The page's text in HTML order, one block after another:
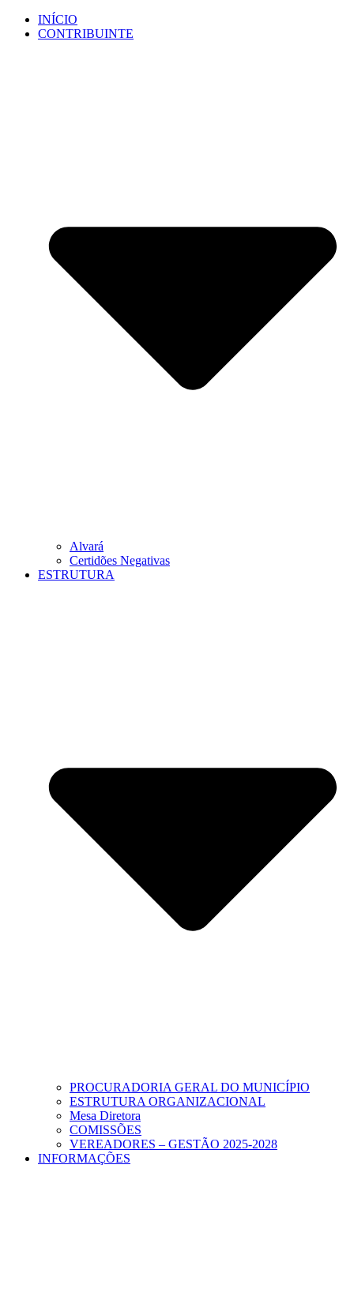
para
INÍCIO
CONTRIBUINTE
Alvará
Certidões Negativas
ESTRUTURA
PROCURADORIA GERAL DO MUNICÍPIO
ESTRUTURA ORGANIZACIONAL
Mesa Diretora
COMISSÕES
VEREADORES – GESTÃO 2025-2028
INFORMAÇÕES